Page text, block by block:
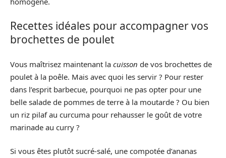
Recettes idéales pour accompagner vos
brochettes de poulet
Vous maîtrisez maintenant la cuisson de vos brochettes de
poulet à la poêle. Mais avec quoi les servir ? Pour rester
dans l’esprit barbecue, pourquoi ne pas opter pour une
belle salade de pommes de terre à la moutarde ? Ou bien
un riz pilaf au curcuma pour rehausser le goût de votre
marinade au curry ?
Si vous êtes plutôt sucré-salé, une compotée d’ananas